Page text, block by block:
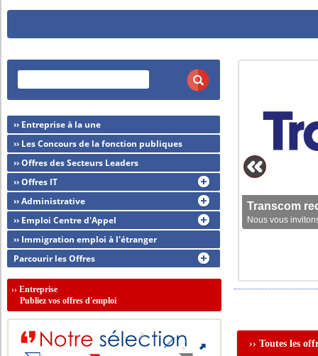
Transcom
Nous vous
›› Toutes les
›› Entreprise à la une
›› Les Concours de la fonction publiques
›› Offres des Secteurs Leaders
›› Offres IT
›› Administrative
›› Emploi Centre d'Appel
›› Immigration emploi à l'étranger
Parcourir les Offres
››Entreprise
Publiez vos offres d'emploi